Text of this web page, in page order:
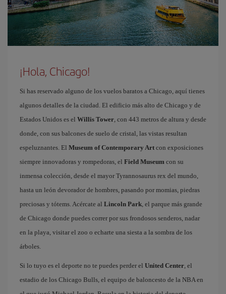
¡Hola, Chicago!
Si has reservado alguno de los vuelos baratos a Chicago, aquí tienes
algunos detalles de la ciudad. El edificio más alto de Chicago y de
Estados Unidos es el Willis Tower, con 443 metros de altura y desde
donde, con sus balcones de suelo de cristal, las vistas resultan
espeluznantes. El Museum of Contemporary Art con exposiciones
siempre innovadoras y rompedoras, el Field Museum con su
inmensa colección, desde el mayor Tyrannosaurus rex del mundo,
hasta un león devorador de hombres, pasando por momias, piedras
preciosas y tótems. Acércate al Lincoln Park, el parque más grande
de Chicago donde puedes correr por sus frondosos senderos, nadar
en la playa, visitar el zoo o echarte una siesta a la sombra de los
árboles.
Si lo tuyo es el deporte no te puedes perder el United Center, el
estadio de los Chicago Bulls, el equipo de baloncesto de la NBA en